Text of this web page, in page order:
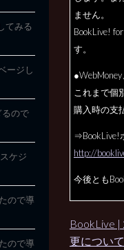
ません。
BookLive! for
す。
これまで個
購入時の支
⇒BookLive!
http://
今後とも
BookLive
更について
てみる
ージし
るので
ケジ
ので導
ので導